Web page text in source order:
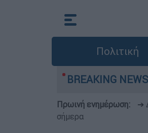
Πολιτική
BREAKING
«Στέρεψε»
Πρωινή ενημέρωση: ➔
σήμερα